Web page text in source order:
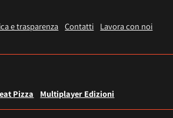
e trasparenza Contatti
Lavora con noi
Pizza Multiplayer Edizioni